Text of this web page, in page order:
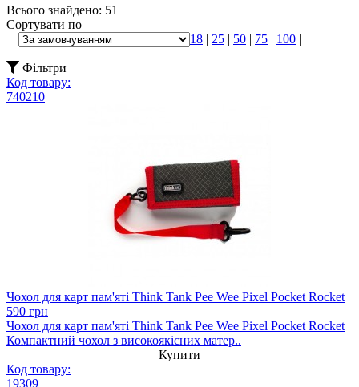
Всього знайдено: 51
Сортувати по
18 | 25 | 50 | 75 | 100 |
Фільтри
Код товару:
740210
Чохол для карт пам'яті Think Tank Pee Wee Pixel Pocket Rocket
590 грн
Чохол для карт пам'яті Think Tank Pee Wee Pixel Pocket Rocket
Компактний чохол з високоякісних матер..
Купити
Код товару:
19309